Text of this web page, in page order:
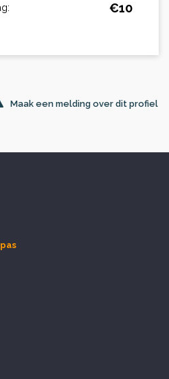
€10
Maak een melding over dit profiel